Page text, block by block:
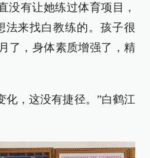
没有让她练过体育项目，
法来找白教练的。孩子很
了，身体素质增强了，精
化，这没有捷径。”白鹤江